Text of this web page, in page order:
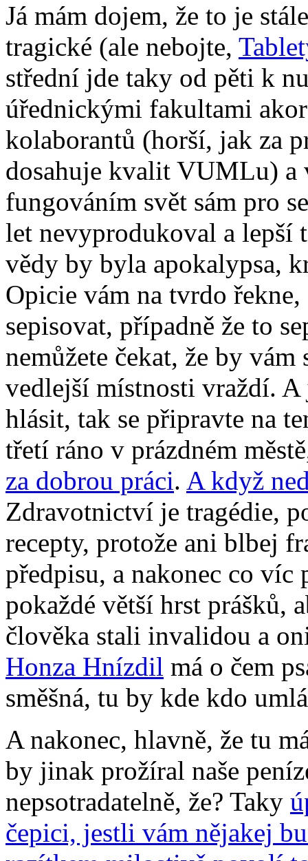
Já mám dojem, že to je
tragické (ale nebojte,
střední jde taky od pěti k
úřednickými fakultami
kolaborantů (horší, jak za
dosahuje kvalit VUMLu) a
fungováním svět sám pro
let nevyprodukoval a lepší
vědy by byla apokalypsa,
Opicie vám na tvrdo
sepisovat, případně že to
nemůžete čekat, že by
vedlejší místnosti vraždí.
hlásit, tak se připravte na
třetí ráno v prázdném
za dobrou práci. A když
Zdravotnictví je tragédie,
recepty, protože ani blbej
předpisu, a nakonec co
pokaždé větší hrst prášků,
člověka stali invalidou a
Honza Hnízdil má o čem
směšná, tu by kde kdo
A nakonec, hlavně, že tu
by jinak prožíral naše
nepsotradatelně, že? Taky
čepici, jestli vám nějakej